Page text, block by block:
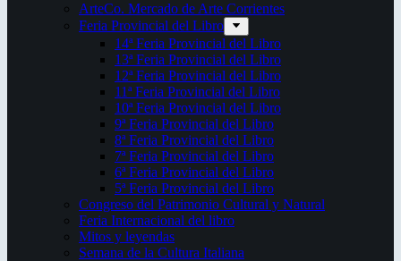
ArteCo. Mercado de Arte Corrientes
Feria Provincial del Libro
14ª Feria Provincial del Libro
13ª Feria Provincial del Libro
12ª Feria Provincial del Libro
11ª Feria Provincial del Libro
10ª Feria Provincial del Libro
9ª Feria Provincial del Libro
8ª Feria Provincial del Libro
7ª Feria Provincial del Libro
6ª Feria Provincial del Libro
5ª Feria Provincial del Libro
Congreso del Patrimonio Cultural y Natural
Feria Internacional del libro
Mitos y leyendas
Semana de la Cultura Italiana